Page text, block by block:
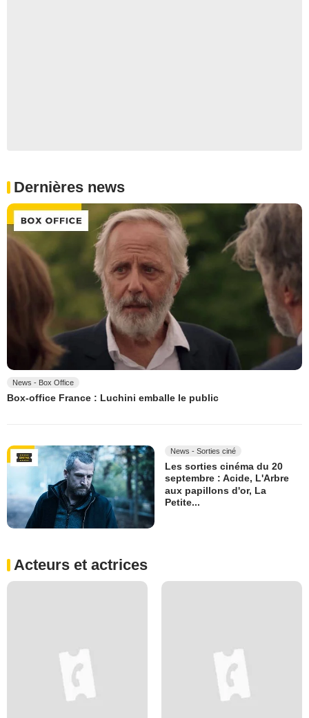
Dernières news
News - Box Office
Box-office France : Luchini emballe le public
News - Sorties ciné
Les sorties cinéma du 20
septembre : Acide, L'Arbre
aux papillons d'or, La
Petite...
Acteurs et actrices